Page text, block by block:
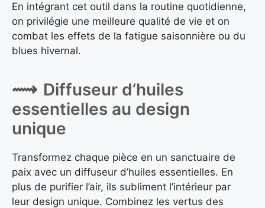
En intégrant cet outil dans la routine quotidienne,
on privilégie une meilleure qualité de vie et on
combat les effets de la fatigue saisonnière ou du
blues hivernal.
Diffuseur d’huiles
essentielles au design
unique
Transformez chaque pièce en un sanctuaire de
paix avec un diffuseur d’huiles essentielles. En
plus de purifier l’air, ils subliment l’intérieur par
leur design unique. Combinez les vertus des